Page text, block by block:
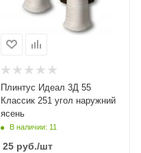
Плинтус Идеал 3Д 55
Классик 251 угол наружний
ясень
В наличии: 11
25руб./шт